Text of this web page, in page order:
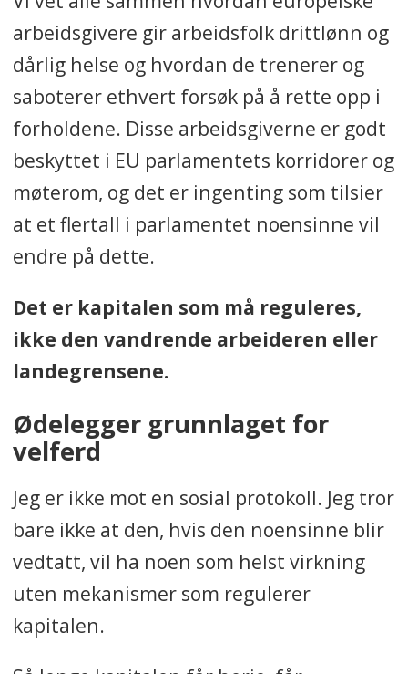
arbeidsgivere gir arbeidsfolk drittlønn og
dårlig helse og hvordan de trenerer og
saboterer ethvert forsøk på å rette opp i
forholdene. Disse arbeidsgiverne er godt
beskyttet i EU parlamentets korridorer og
møterom, og det er ingenting som tilsier
at et flertall i parlamentet noensinne vil
endre på dette.
Det er kapitalen som må reguleres,
ikke den vandrende arbeideren eller
landegrensene.
Ødelegger grunnlaget for
velferd
Jeg er ikke mot en sosial protokoll. Jeg tror
bare ikke at den, hvis den noensinne blir
vedtatt, vil ha noen som helst virkning
uten mekanismer som regulerer
kapitalen.